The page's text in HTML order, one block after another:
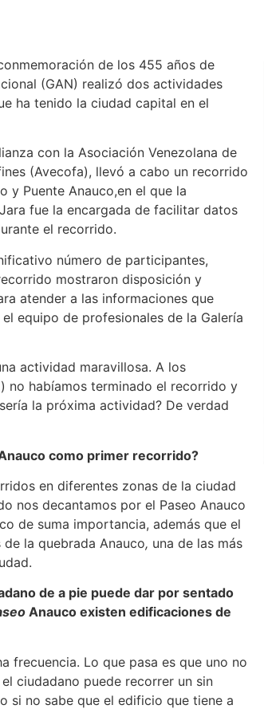
de los 455 años de
(GAN) realizó dos actividades
ha tenido la ciudad capital en el
con la Asociación Venezolana de
(Avecofa), llevó a cabo un recorrido
y Puente Anauco,en el que la
fue la encargada de facilitar datos
el recorrido.
número de participantes,
mostraron disposición y
atender a las informaciones que
equipo de profesionales de la Galería
actividad maravillosa. A los
no habíamos terminado el recorrido y
la próxima actividad? De verdad
como primer recorrido?
en diferentes zonas de la ciudad
nos decantamos por el Paseo Anauco
de suma importancia, además que el
la quebrada Anauco, una de las más
de a pie puede dar por sentado
Anauco existen edificaciones de
frecuencia. Lo que pasa es que uno no
ciudadano puede recorrer un sin
si no sabe que el edificio que tiene a